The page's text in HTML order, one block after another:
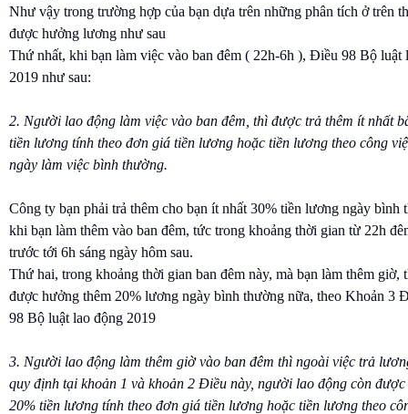
Như vậy trong trường hợp của bạn dựa trên những phân tích ở trên
được hưởng lương như sau
Thứ nhất, khi bạn làm việc vào ban đêm ( 22h-6h ), Điều 98 Bộ luật
2019 như sau:
2. Người lao động làm việc vào ban đêm, thì được trả thêm ít nhất
tiền lương tính theo đơn giá tiền lương hoặc tiền lương theo công
ngày làm việc bình thường.
Công ty bạn phải trả thêm cho bạn ít nhất 30% tiền lương ngày bình
khi bạn làm thêm vào ban đêm, tức trong khoảng thời gian từ 22h
trước tới 6h sáng ngày hôm sau.
Thứ hai, trong khoảng thời gian ban đêm này, mà bạn làm thêm giờ,
được hưởng thêm 20% lương ngày bình thường nữa, theo Khoản 3
98 Bộ luật lao động 2019
3. Người lao động làm thêm giờ vào ban đêm thì ngoài việc trả
quy định tại khoản 1 và khoản 2 Điều này, người lao động còn
20% tiền lương tính theo đơn giá tiền lương hoặc tiền lương theo